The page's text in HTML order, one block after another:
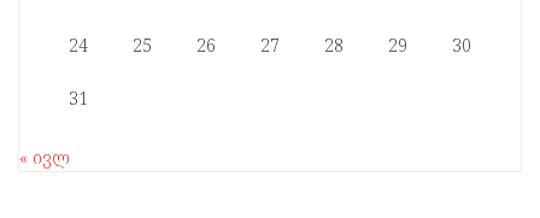
24 25 26 27 28 29 30
31
« ივლ